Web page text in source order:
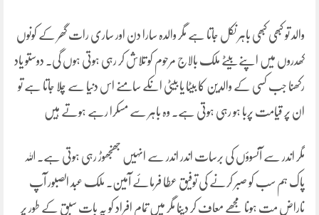
والد تو کبھی کبھی باہر نکل جاتا ہے مگر والدہ سارا دن اور ساری رات گھر کے کونوں
کھدروں میں اپنے بیٹے ملک بالاج مرحوم کو تلاش کر رہی ہوتی ہوں گی۔ دوستو یاد
رکھنا جب کسی کے والدین کا بیٹا یا بیٹی انکے سامنے اس دنیا سے چلا جاتا ہے تو
ان پر قیامت پربا ہو رہی ہوتی ہے۔ وہ باہر سے مسکرا رہے ہوتے ہیں
مگر اندر سے آنسوؤں کی برسات اندر اندر سے انہیں جھنجھوڑ رہی ہوتی ہے۔ اللہ
پاک ہم سب کو صبر کرنے کی توفیق عطا فرمائے آمین۔ ملک عبد الصبور آپ
ناراض مت ہونا مجھے معاف کر دینا مگر میں تمام افراد کو یہ بات سبق کے طور پر